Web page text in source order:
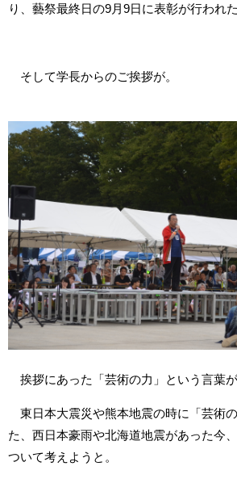
り、藝祭最終日の9月9日に表彰が行われ
そして学長からのご挨拶が。
挨拶にあった「芸術の力」という言葉が
東日本大震災や熊本地震の時に「芸術
た、西日本豪雨や北海道地震があった今
ついて考えようと。